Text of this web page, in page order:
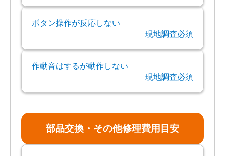
ボタン操作が反応しない
現地調査必須
作動音はするが動作しない
現地調査必須
部品交換・その他修理費用目安